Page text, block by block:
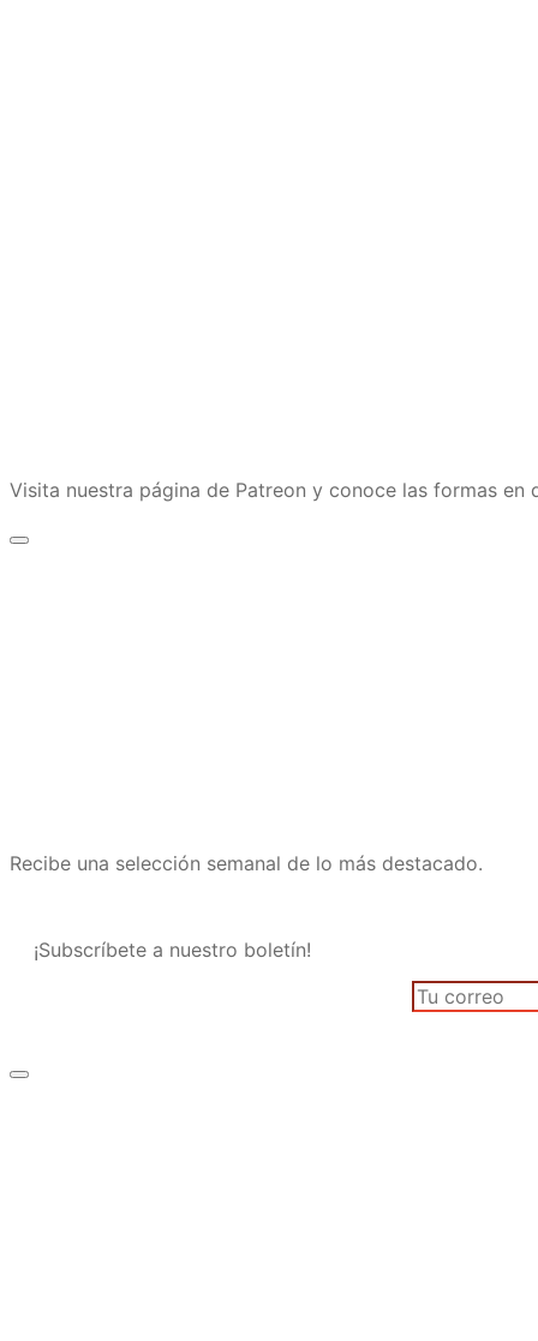
Visita nuestra página de Patreon y conoce las formas en
Recibe una selección semanal de lo más destacado.
¡Subscríbete a nuestro boletín!